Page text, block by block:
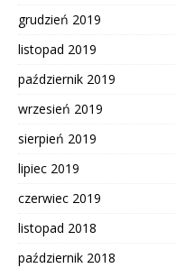
grudzień 2019
listopad 2019
październik 2019
wrzesień 2019
sierpień 2019
lipiec 2019
czerwiec 2019
listopad 2018
październik 2018